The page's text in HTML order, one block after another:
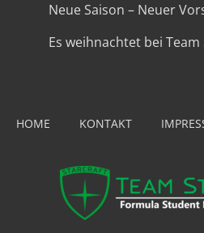
Neue Saison – Neuer
Es weihnachtet bei
HOME KONTAKT